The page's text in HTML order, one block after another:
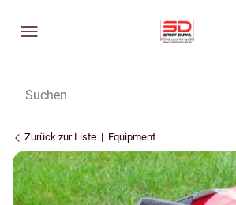
Zurück zur Liste Equipment